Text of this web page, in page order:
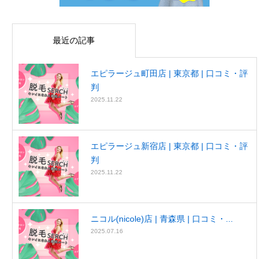
最近の記事
エピラージュ町田店 | 東京都 | 口コミ・評
判
2025.11.22
エピラージュ新宿店 | 東京都 | 口コミ・評
判
2025.11.22
ニコル(nicole)店 | 青森県 | 口コミ・...
2025.07.16